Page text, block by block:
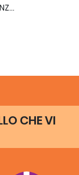
CHE VI